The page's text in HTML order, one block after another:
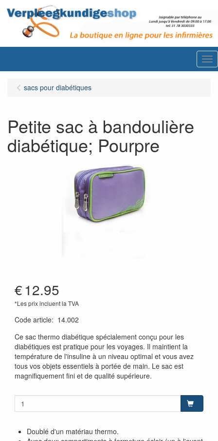
sacs pour diabétiques
Petite sac à bandoulière
diabétique; Pourpre
€12.95
*Les prix incluent la TVA
Code article: 14.002
Ce sac thermo diabétique spécialement conçu pour les
diabétiques est pratique pour les voyages. Il maintient la
température de l'insuline à un niveau optimal et vous avez
tous vos objets essentiels à portée de main. Le sac est
magnifiquement fini et de qualité supérieure.
Doublé d'un matériau thermo.